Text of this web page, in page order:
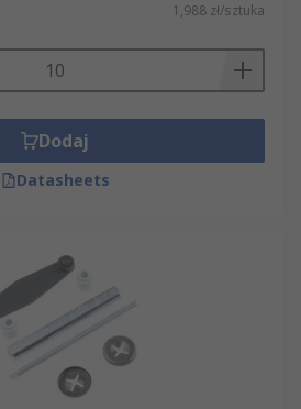
1,988 zł/sztuka
Dodaj
Datasheets